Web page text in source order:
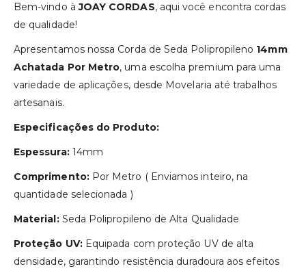
Bem-vindo àJOAY CORDAS, aqui você encontra cordas
de qualidade!
Apresentamos nossa Corda de Seda Polipropileno 14mm
Achatada Por Metro, uma escolha premium para uma
variedade de aplicações, desde Movelaria até trabalhos
artesanais.
Especificações do Produto:
Espessura:14mm
Comprimento:Por Metro ( Enviamos inteiro, na
quantidade selecionada )
Material:Seda Polipropileno de Alta Qualidade
Proteção UV:Equipada com proteção UV de alta
densidade, garantindo resistência duradoura aos efeitos